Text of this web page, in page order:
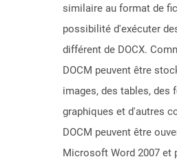
similaire au format de
possibilité d'exécuter
différent de DOCX.
DOCM peuvent être
images, des tables, des
graphiques et d'autres
DOCM peuvent être
Microsoft Word 2007 et